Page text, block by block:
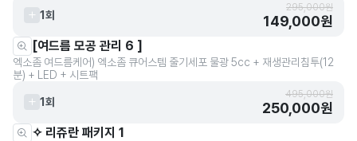
1회
295,000원
149,000원
[여드름 모공 관리 6 ]
엑소좀 여드름케어) 엑소좀 큐어스템 줄기세포 물광 5cc + 재생관리침투(12
분) + LED + 시트팩
1회
495,000원
250,000원
✧ 리쥬란 패키지 1